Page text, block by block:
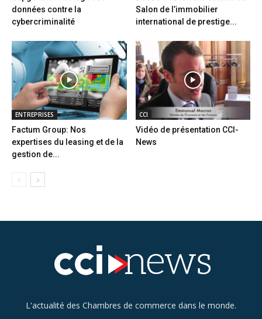
données contre la
cybercriminalité
Salon de l’immobilier
international de prestige...
ENTREPRISES
Factum Group: Nos
expertises du leasing et de la
gestion de...
CCI
Vidéo de présentation CCI-
News
L'actualité des Chambres de commerce dans le monde.